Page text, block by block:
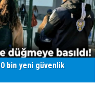
bin yeni güvenlik